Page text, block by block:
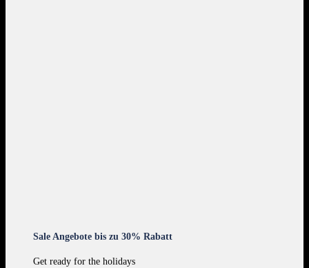
Sale Angebote bis zu 30% Rabatt
Get ready for the holidays